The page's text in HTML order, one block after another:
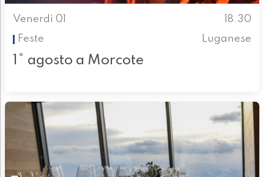
Venerdì 01
18.30
Feste
Luganese
1° agosto a Morcote